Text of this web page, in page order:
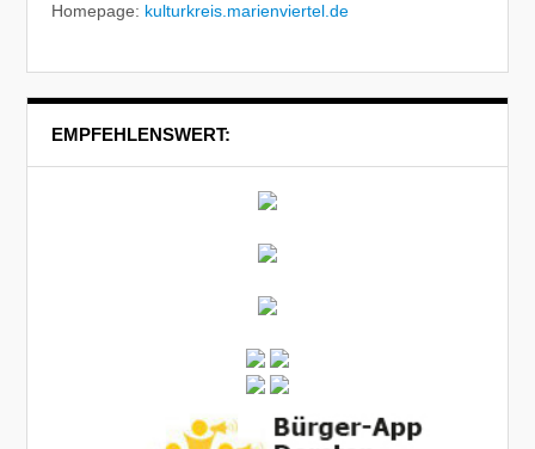
Homepage: kulturkreis.marienviertel.de
EMPFEHLENSWERT: